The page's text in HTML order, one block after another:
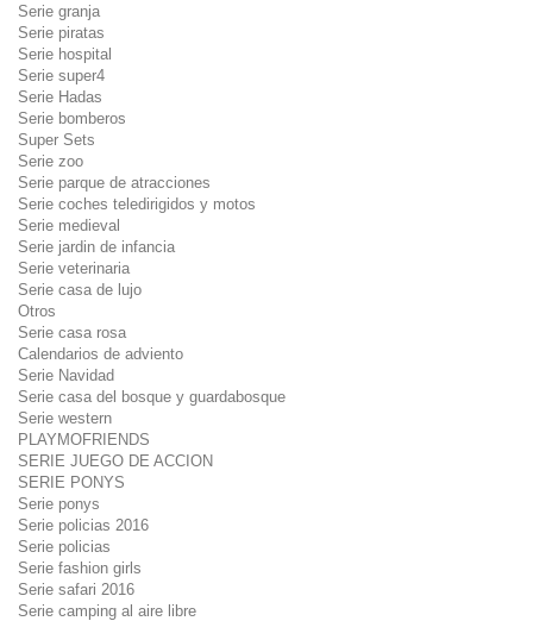
Serie granja
Serie piratas
Serie hospital
Serie super4
Serie Hadas
Serie bomberos
Super Sets
Serie zoo
Serie parque de atracciones
Serie coches teledirigidos y motos
Serie medieval
Serie jardin de infancia
Serie veterinaria
Serie casa de lujo
Otros
Serie casa rosa
Calendarios de adviento
Serie Navidad
Serie casa del bosque y guardabosque
Serie western
PLAYMOFRIENDS
SERIE JUEGO DE ACCION
SERIE PONYS
Serie ponys
Serie policias 2016
Serie policias
Serie fashion girls
Serie safari 2016
Serie camping al aire libre